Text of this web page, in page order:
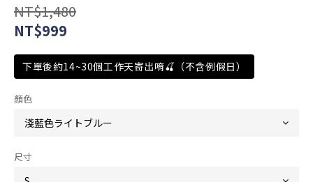
NT$1,480
NT$999
下單後約14~30個工作天寄出唷🍒（不含例假日）
顏色
尺寸